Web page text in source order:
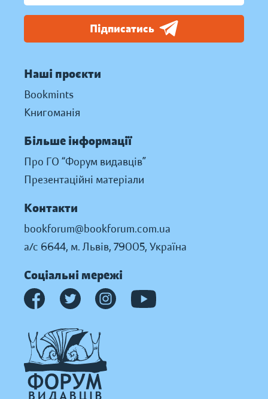
Підписатись
Наші проєкти
Bookmints
Книгоманія
Більше інформації
Про ГО “Форум видавців”
Презентаційні матеріали
Контакти
bookforum@bookforum.com.ua
а/с 6644, м. Львів, 79005, Україна
Соціальні мережі